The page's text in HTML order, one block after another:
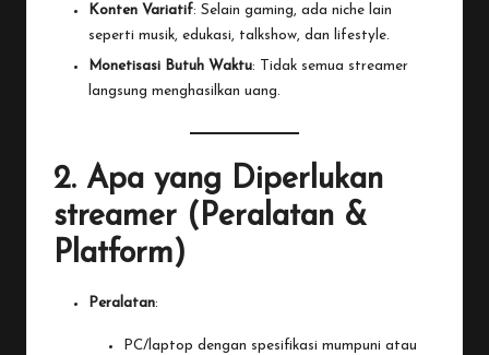
Konten Variatif: Selain gaming, ada niche lain
seperti musik, edukasi, talkshow, dan lifestyle.
Monetisasi Butuh Waktu: Tidak semua streamer
langsung menghasilkan uang.
2. Apa yang Diperlukan
streamer (Peralatan &
Platform)
Peralatan:
PC/laptop dengan spesifikasi mumpuni atau